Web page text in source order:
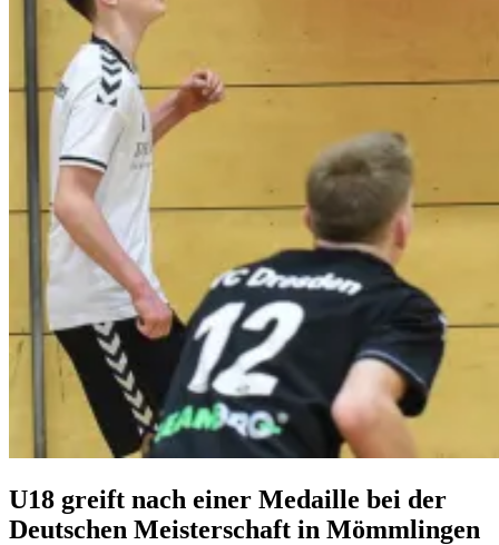
U18 greift nach einer Medaille bei der
Deutschen Meisterschaft in Mömmlingen